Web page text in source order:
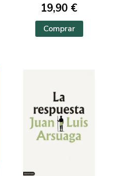
19,90 €
Comprar